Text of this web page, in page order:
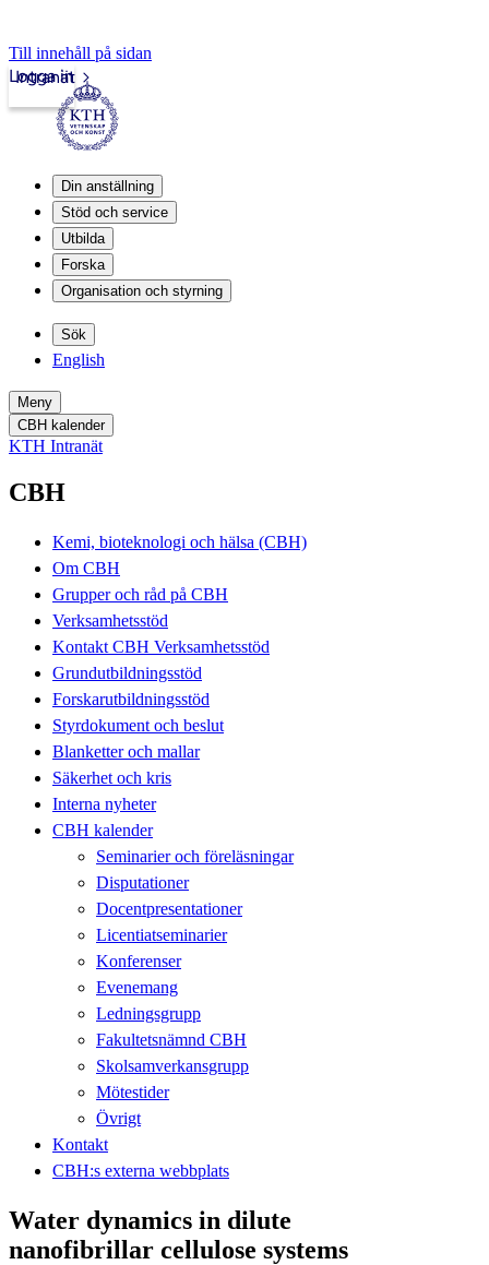
Till innehåll på sidan
Intranät
Logga in
Din anställning
Stöd och service
Utbilda
Forska
Organisation och styrning
Sök
English
Meny
CBH kalender
KTH Intranät
CBH
Kemi, bioteknologi och hälsa (CBH)
Om CBH
Grupper och råd på CBH
Verksamhetsstöd
Kontakt CBH Verksamhetsstöd
Grundutbildningsstöd
Forskarutbildningsstöd
Styrdokument och beslut
Blanketter och mallar
Säkerhet och kris
Interna nyheter
CBH kalender
Seminarier och föreläsningar
Disputationer
Docentpresentationer
Licentiatseminarier
Konferenser
Evenemang
Ledningsgrupp
Fakultetsnämnd CBH
Skolsamverkansgrupp
Mötestider
Övrigt
Kontakt
CBH:s externa webbplats
Water dynamics in dilute
nanofibrillar cellulose systems